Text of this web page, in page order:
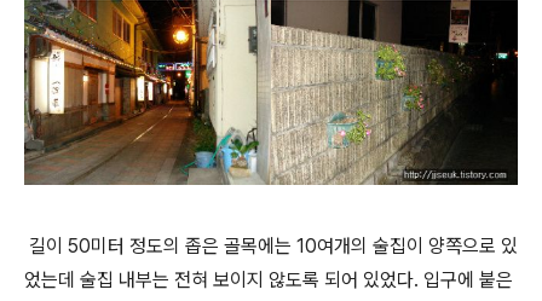
길이 50미터 정도의 좁은 골목에는 10여개의 술집이 양쪽으로 있
었는데 술집 내부는 전혀 보이지 않도록 되어 있었다. 입구에 붙은